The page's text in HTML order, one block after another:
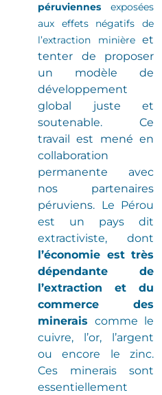
péruviennes exposées
aux effets négatifs de
l’extraction minière et
tenter de proposer
un modèle de
développement
global juste et
soutenable. Ce
travail est mené en
collaboration
permanente avec
nos partenaires
péruviens. Le Pérou
est un pays dit
extractiviste, dont
l’économie est très
dépendante de
l’extraction et du
commerce des
minerais comme le
cuivre, l’or, l’argent
ou encore le zinc.
Ces minerais sont
essentiellement